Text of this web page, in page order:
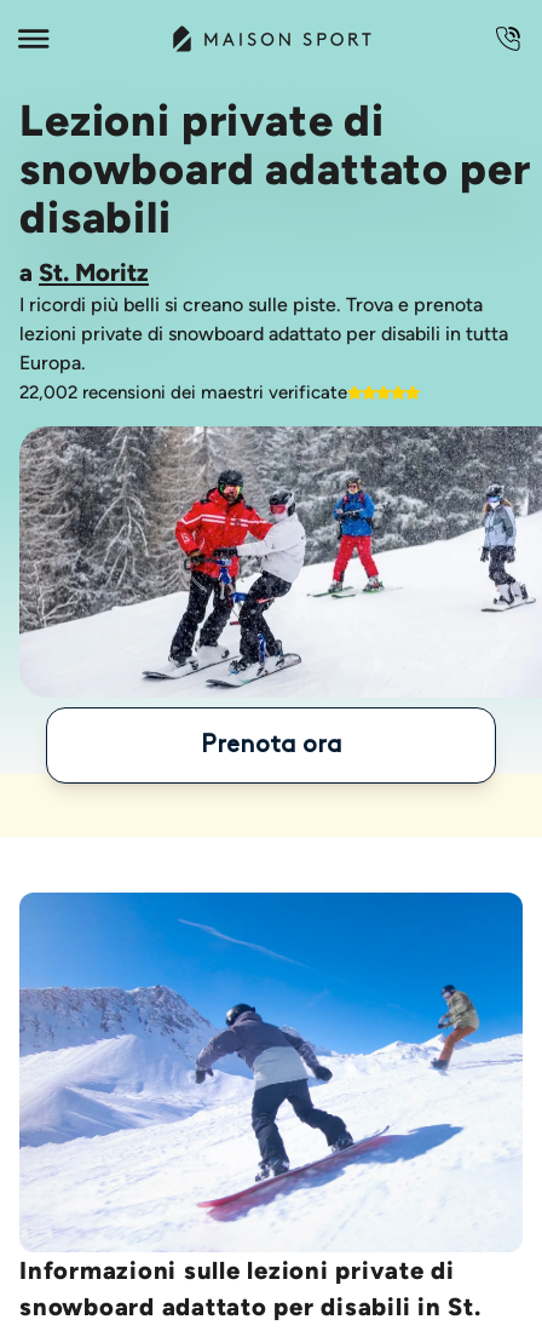
Lezioni private di
snowboard adattato per
disabili
a St. Moritz
I ricordi più belli si creano sulle piste. Trova e prenota
lezioni private di snowboard adattato per disabili in tutta
Europa.
22,002 recensioni dei maestri verificate
Prenota ora
Informazioni sulle lezioni private di
snowboard adattato per disabili in St.